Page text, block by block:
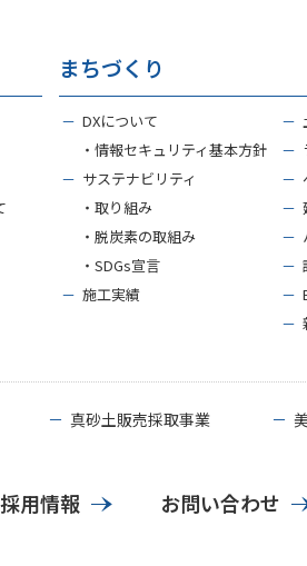
まちづくり
－DXについて －
・情報セキュリティ基本方針
－
－ サステナビリティ －
・取り組み
－
・脱炭素の取組み
－
・SDGs宣言
－
－施工実績 －
－
－ 真砂土販売採取事業 －
採用情報 お問い合わせ